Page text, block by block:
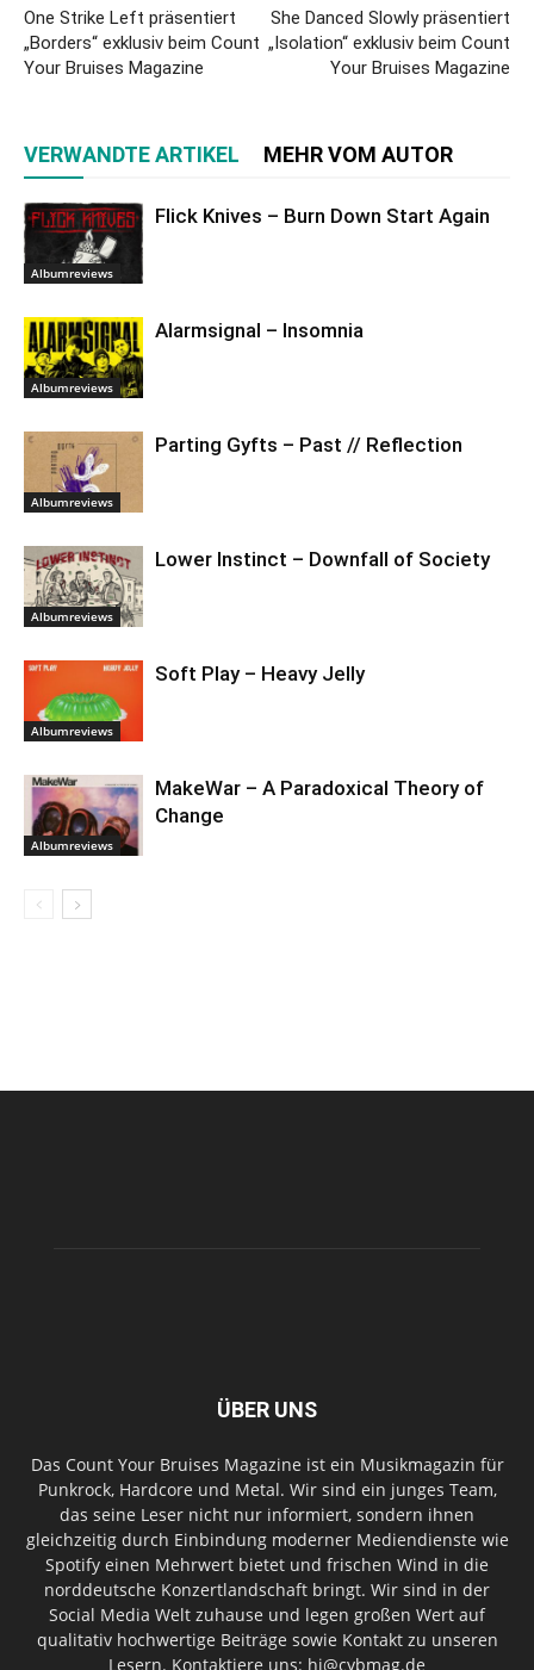
One Strike Left präsentiert
„Borders“ exklusiv beim Count
Your Bruises Magazine
She Danced Slowly präsentiert
„Isolation“ exklusiv beim Count
Your Bruises Magazine
VERWANDTE ARTIKEL MEHR VOM AUTOR
Albumreviews
Flick Knives – Burn Down Start Again
Albumreviews
Alarmsignal – Insomnia
Albumreviews
Parting Gyfts – Past // Reflection
Albumreviews
Lower Instinct – Downfall of Society
Albumreviews
Soft Play – Heavy Jelly
Albumreviews
MakeWar – A Paradoxical Theory of
Change
ÜBER UNS
Das Count Your Bruises Magazine ist ein Musikmagazin für
Punkrock, Hardcore und Metal. Wir sind ein junges Team,
das seine Leser nicht nur informiert, sondern ihnen
gleichzeitig durch Einbindung moderner Mediendienste wie
Spotify einen Mehrwert bietet und frischen Wind in die
norddeutsche Konzertlandschaft bringt. Wir sind in der
Social Media Welt zuhause und legen großen Wert auf
qualitativ hochwertige Beiträge sowie Kontakt zu unseren
Lesern. Kontaktiere uns: hi@cybmag.de